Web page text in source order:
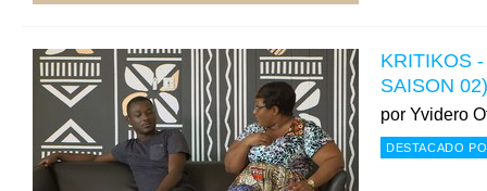
KRITIKOS
SAISON 02)
por Yvidero
DESTACADO